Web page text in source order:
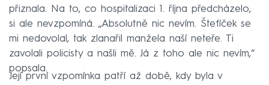
přiznala. Na to, co hospitalizaci 1. října předcházelo,
si ale nevzpomíná. „Absolutně nic nevím. Štefíček se
mi nedovolal, tak zlanařil manžela naší neteře. Ti
zavolali policisty a našli mě. Já z toho ale nic nevím,“
popsala.
Její první vzpomínka patří až době, kdy byla v